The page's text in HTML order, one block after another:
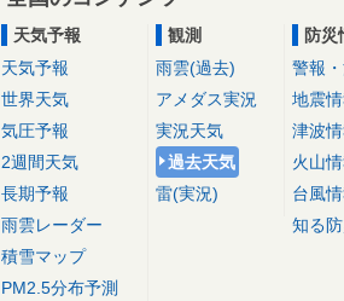
天気予報
天気予報
世界天気
気圧予報
2週間天気
長期予報
雨雲レーダー
積雪マップ
PM2.5分布予測
観測
雨雲(過去)
アメダス実況
実況天気
過去天気
雷(実況)
防災
警報
地震
津波
火山
台風
知る